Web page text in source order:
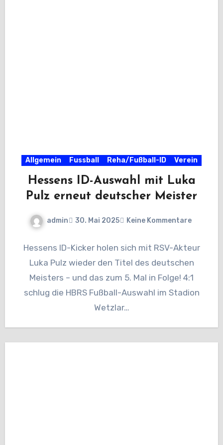
Allgemein Fussball Reha/Fußball-ID Verein
Hessens ID-Auswahl mit Luka
Pulz erneut deutscher Meister
admin 30. Mai 2025 Keine Kommentare
Hessens ID-Kicker holen sich mit RSV-Akteur
Luka Pulz wieder den Titel des deutschen
Meisters – und das zum 5. Mal in Folge! 4:1
schlug die HBRS Fußball-Auswahl im Stadion
Wetzlar…